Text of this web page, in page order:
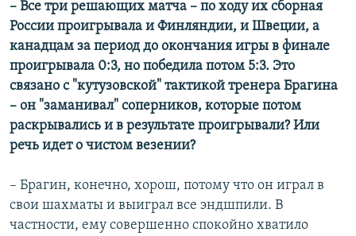
– Все три решающих матча – по ходу их сборная
России проигрывала и Финляндии, и Швеции, а
канадцам за период до окончания игры в финале
проигрывала 0:3, но победила потом 5:3. Это
связано с "кутузовской" тактикой тренера Брагина
– он "заманивал" соперников, которые потом
раскрывались и в результате проигрывали? Или
речь идет о чистом везении?
– Брагин, конечно, хорош, потому что он играл в
свои шахматы и выиграл все эндшпили. В
частности, ему совершенно спокойно хватило